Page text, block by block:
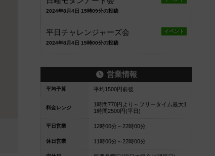
2024年8月4日 15時09分の投稿
イベント
平日チャレンジャーズ会
2024年8月4日 15時00分の投稿
営業情報
平均予算 平均1500円前後
料金レンジ
1時間770円より～フリータイム最大1
1時間2500円(平日)
平日営業 12時00分～22時00分
休日営業 11時00分～22時00分